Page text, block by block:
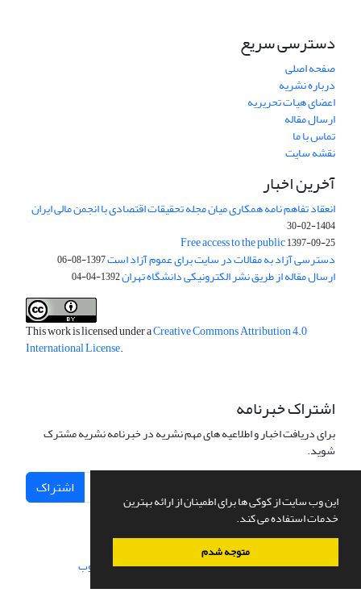
این وب سایت از کوکی ها برای اطمینان از ارائه بهترین
خدمات استفاده می کند.
متوجه شدم
دسترسی سریع
صفحه اصلی
درباره نشریه
اعضای هیات تحریریه
ارسال مقاله
تماس با ما
نقشه سایت
آخرین اخبار
انعقاد تفاهم نامه همکاری میان مجله تحقیقات اقتصادی با انجمن مالی ایران
1404-02-30
Free access to the public1397-09-25
دسترسی آزاد به مقالات در سایت برای عموم آزاد است1397-08-06
ارسال مقاله از طریق نشر الکترونیکی دانشگاه تهران1392-04-04
This work is licensed under aCreative Commons Attribution 4.0
International License.
اشتراک خبرنامه
برای دریافت اخبار و اطلاعیه های مهم نشریه در خبرنامه نشریه مشترک
شوید.
اشتراک
سامانه مدیریت نشریات علمی.طراحی و پیاده سازی از سیناوب